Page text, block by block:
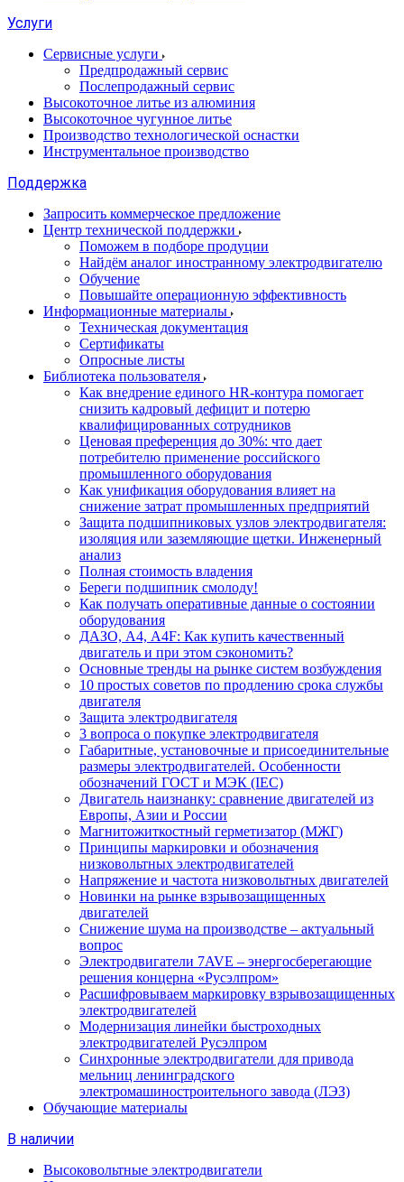
Услуги
Сервисные услуги
Предпродажный сервис
Послепродажный сервис
Высокоточное литье из алюминия
Высокоточное чугунное литье
Производство технологической оснастки
Инструментальное производство
Поддержка
Запросить коммерческое предложение
Центр технической поддержки
Поможем в подборе продуции
Найдём аналог иностранному электродвигателю
Обучение
Повышайте операционную эффективность
Информационные материалы
Техническая документация
Сертификаты
Опросные листы
Библиотека пользователя
Как внедрение единого HR-контура помогает
снизить кадровый дефицит и потерю
квалифицированных сотрудников
Ценовая преференция до 30%: что дает
потребителю применение российского
промышленного оборудования
Как унификация оборудования влияет на
снижение затрат промышленных предприятий
Защита подшипниковых узлов электродвигателя:
изоляция или заземляющие щетки. Инженерный
анализ
Полная стоимость владения
Береги подшипник смолоду!
Как получать оперативные данные о состоянии
оборудования
ДАЗО, А4, А4F: Как купить качественный
двигатель и при этом сэкономить?
Основные тренды на рынке систем возбуждения
10 простых советов по продлению срока службы
двигателя
Защита электродвигателя
3 вопроса о покупке электродвигателя
Габаритные, установочные и присоединительные
размеры электродвигателей. Особенности
обозначений ГОСТ и МЭК (IEC)
Двигатель наизнанку: сравнение двигателей из
Европы, Азии и России
Магнитожиткостный герметизатор (МЖГ)
Принципы маркировки и обозначения
низковольтных электродвигателей
Напряжение и частота низковольтных двигателей
Новинки на рынке взрывозащищенных
двигателей
Снижение шума на производстве – актуальный
вопрос
Электродвигатели 7AVE – энергосберегающие
решения концерна «Русэлпром»
Расшифровываем маркировку взрывозащищенных
электродвигателей
Модернизация линейки быстроходных
электродвигателей Русэлпром
Синхронные электродвигатели для привода
мельниц ленинградского
электромашиностроительного завода (ЛЭЗ)
Обучающие материалы
В наличии
Высоковольтные электродвигатели